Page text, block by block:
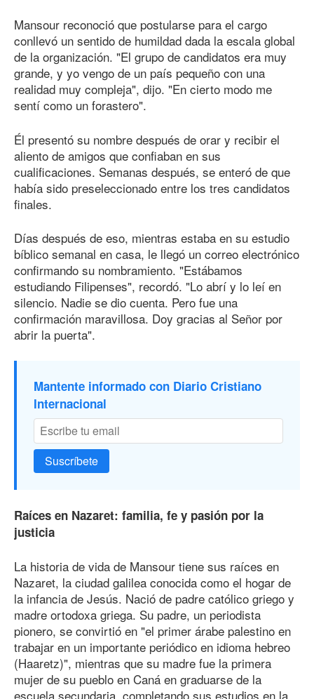
Mansour reconoció que postularse para el cargo
conllevó un sentido de humildad dada la escala global
de la organización. "El grupo de candidatos era muy
grande, y yo vengo de un país pequeño con una
realidad muy compleja", dijo. "En cierto modo me
sentí como un forastero".
Él presentó su nombre después de orar y recibir el
aliento de amigos que confiaban en sus
cualificaciones. Semanas después, se enteró de que
había sido preseleccionado entre los tres candidatos
finales.
Días después de eso, mientras estaba en su estudio
bíblico semanal en casa, le llegó un correo electrónico
confirmando su nombramiento. "Estábamos
estudiando Filipenses", recordó. "Lo abrí y lo leí en
silencio. Nadie se dio cuenta. Pero fue una
confirmación maravillosa. Doy gracias al Señor por
abrir la puerta".
Mantente informado con Diario Cristiano
Internacional
Suscríbete
Raíces en Nazaret: familia, fe y pasión por la
justicia
La historia de vida de Mansour tiene sus raíces en
Nazaret, la ciudad galilea conocida como el hogar de
la infancia de Jesús. Nació de padre católico griego y
madre ortodoxa griega. Su padre, un periodista
pionero, se convirtió en "el primer árabe palestino en
trabajar en un importante periódico en idioma hebreo
(Haaretz)", mientras que su madre fue la primera
mujer de su pueblo en Caná en graduarse de la
escuela secundaria, completando sus estudios en la